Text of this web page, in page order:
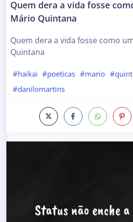
Quem dera a vida fosse
Mário Quintana
Quem dera a vida fosse como
Quintana
#haikai #poeticas #mario
#danilomartins